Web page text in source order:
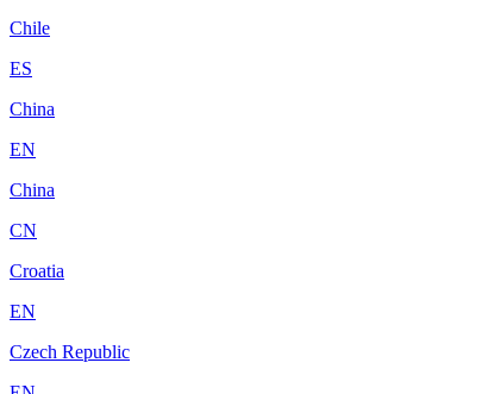
Chile
ES
China
EN
China
CN
Croatia
EN
Czech Republic